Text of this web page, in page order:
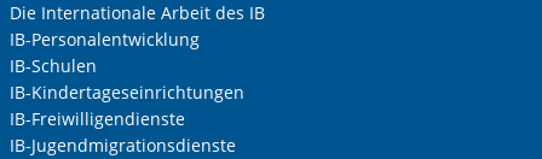
Die Internationale Arbeit des IB
IB-Personalentwicklung
IB-Schulen
IB-Kindertageseinrichtungen
IB-Freiwilligendienste
IB-Jugendmigrationsdienste